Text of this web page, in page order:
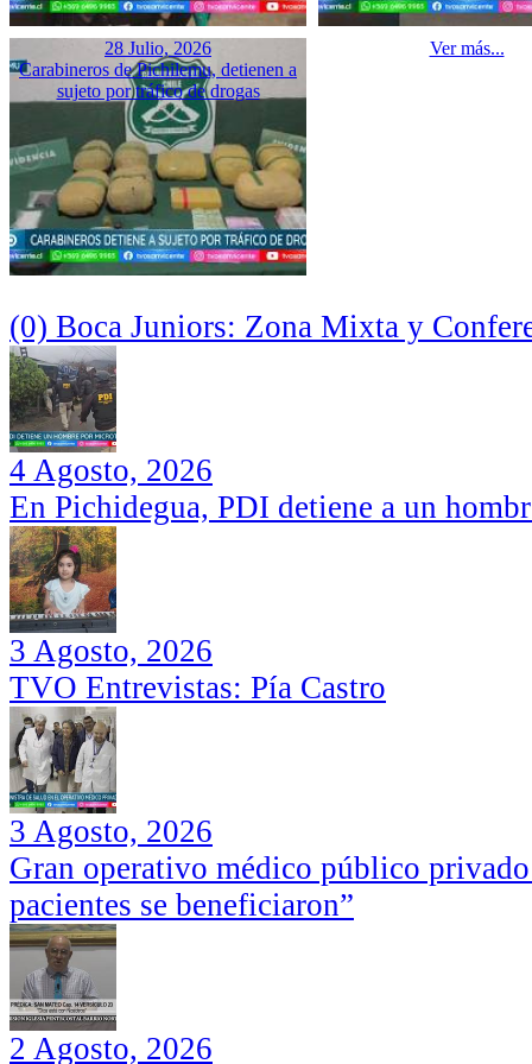
28 Julio, 2026
Carabineros de Pichilemu, detienen a
sujeto por tráfico de drogas
Ver más...
(0) Boca Juniors: Zona Mixta y
4 Agosto, 2026
En Pichidegua, PDI detiene a un
3 Agosto, 2026
TVO Entrevistas: Pía Castro
3 Agosto, 2026
Gran operativo médico público
pacientes se beneficiaron”
2 Agosto, 2026